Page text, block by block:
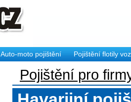
Pojištění pro
Auto-moto pojištění Pojištění flotily